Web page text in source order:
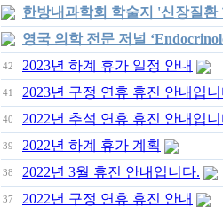
한방내과학회 학술지 '신장질
영국 의학 전문 저널
42 2023년 하계 휴가 일정 안내
41 2023년 구정 연휴 휴진 안내입
40 2022년 추석 연휴 휴진 안내입
39 2022년 하계 휴가 계획
38 2022년 3월 휴진 안내입니다.
37 2022년 구정 연휴 휴진 안내